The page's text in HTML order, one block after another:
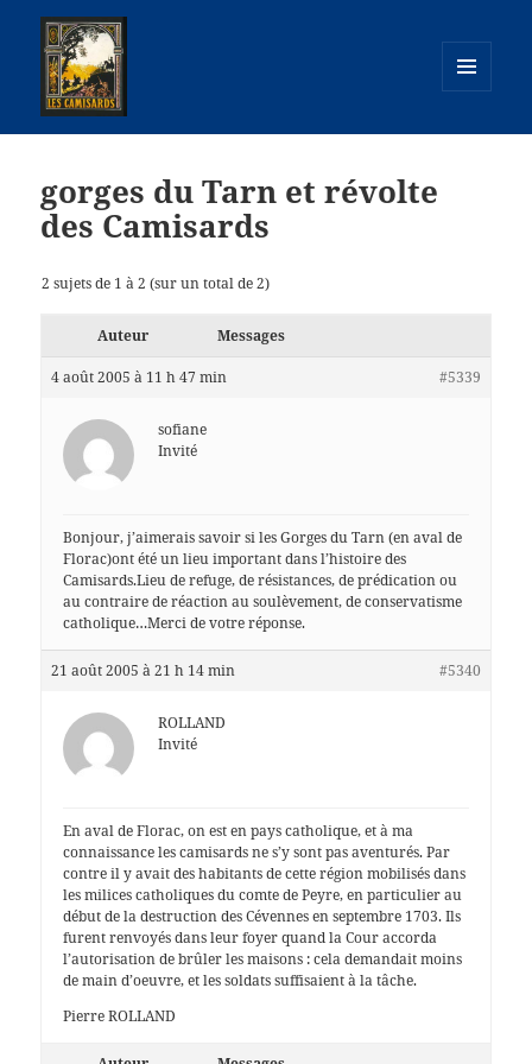
WIDGETS
gorges du Tarn et révolte
des Camisards
2 sujets de 1 à 2 (sur un total de 2)
Auteur Messages
4 août 2005 à 11 h 47 min #5339
sofiane
Invité
Bonjour, j’aimerais savoir si les Gorges du Tarn (en aval de
Florac)ont été un lieu important dans l’histoire des
Camisards.Lieu de refuge, de résistances, de prédication ou
au contraire de réaction au soulèvement, de conservatisme
catholique…Merci de votre réponse.
21 août 2005 à 21 h 14 min #5340
ROLLAND
Invité
En aval de Florac, on est en pays catholique, et à ma
connaissance les camisards ne s’y sont pas aventurés. Par
contre il y avait des habitants de cette région mobilisés dans
les milices catholiques du comte de Peyre, en particulier au
début de la destruction des Cévennes en septembre 1703. Ils
furent renvoyés dans leur foyer quand la Cour accorda
l’autorisation de brûler les maisons : cela demandait moins
de main d’oeuvre, et les soldats suffisaient à la tâche.
Pierre ROLLAND